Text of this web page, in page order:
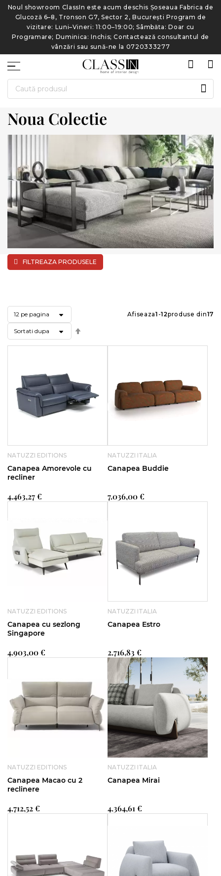
Noul showroom ClassIn este acum deschis Șoseaua Fabrica de
Glucoză 6–8, Tronson G7, Sector 2, București Program de
vizitare: Luni–Vineri: 11:00–19:00; Sâmbăta: Doar cu
Programare; Duminica: Inchis; Contactează consultantul de
vânzări sau sună-ne la 0720333277
Noua Colectie
FILTREAZA PRODUSELE
Afiseaza1 -12produse din17
NATUZZI EDITIONS
Canapea Amorevole cu
recliner
4.463,27 €
NATUZZI ITALIA
Canapea Buddie
7.036,00 €
NATUZZI EDITIONS
Canapea cu sezlong
Singapore
4.903,00 €
NATUZZI ITALIA
Canapea Estro
2.716,83 €
NATUZZI EDITIONS
Canapea Macao cu 2
reclinere
4.712,52 €
NATUZZI ITALIA
Canapea Mirai
4.364,61 €